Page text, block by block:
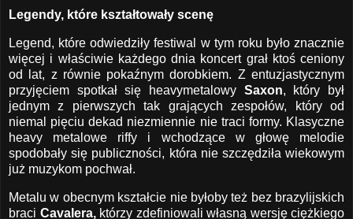
Legendy, które kształtowały scenę
Legend, które odwiedziły festiwal w tym roku było znacznie
więcej i właściwie każdego dnia koncert grał ktoś ceniony
od lat, z równie pokaźnym dorobkiem. Z entuzjastycznym
przyjęciem spotkał się heavymetalowy Saxon, który był
jednym z pierwszych tak grających zespołów, który od
niemal pięciu dekad niezmiennie nie traci formy. Klasyczne
heavy metalowe riffy i wchodzące w głowę melodie
spodobały się publiczności, która nie szczędziła wiekowym
już muzykom pochwał.
Metalu w obecnym kształcie nie byłoby też bez brazylijskich
braci Cavalera, którzy zdefiniowali własną wersję ciężkiego